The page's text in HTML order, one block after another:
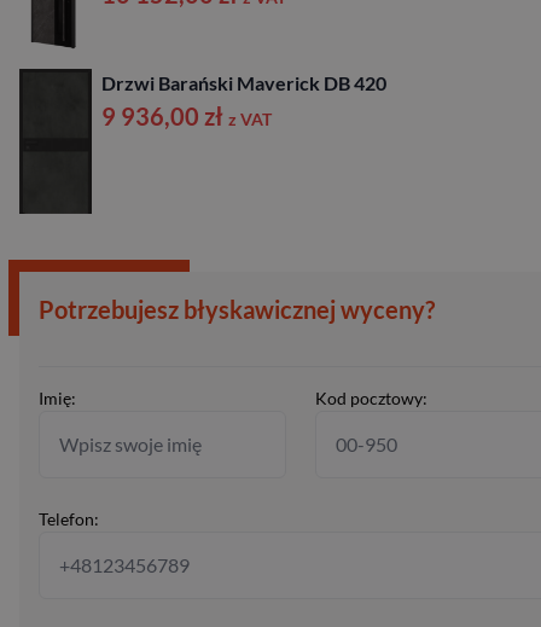
Drzwi Barański Maverick DB 420
9 936,00 zł z VAT
Potrzebujesz błyskawicznej wyceny?
Imię: Kod pocztowy:
Telefon: